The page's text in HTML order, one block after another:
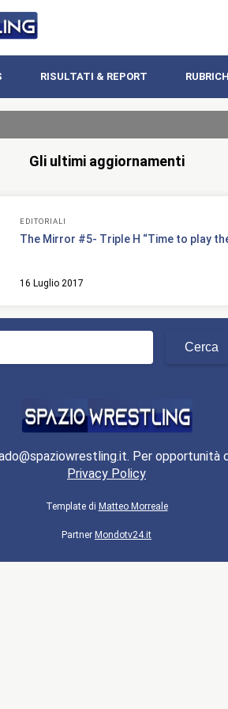
RISULTATI & REPORT
Gli ultimi aggiornamenti
EDITORIALI
The Mirror #5- Triple H “Time to play
16 Luglio 2017
Per opportunità
Privacy Policy
Template di Matteo Morreale
Partner Mondotv24.it